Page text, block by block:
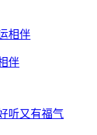
伴